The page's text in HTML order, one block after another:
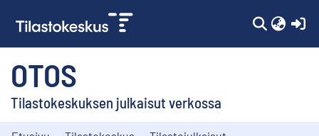
OTOS
Tilastokeskuksen julkaisut verkossa